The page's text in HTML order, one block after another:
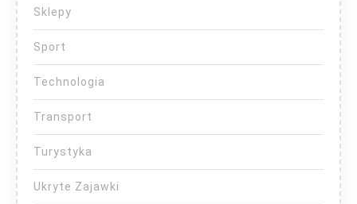
Sklepy
Sport
Technologia
Transport
Turystyka
Ukryte Zajawki